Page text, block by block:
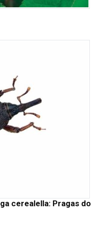
cerealella: Pragas do